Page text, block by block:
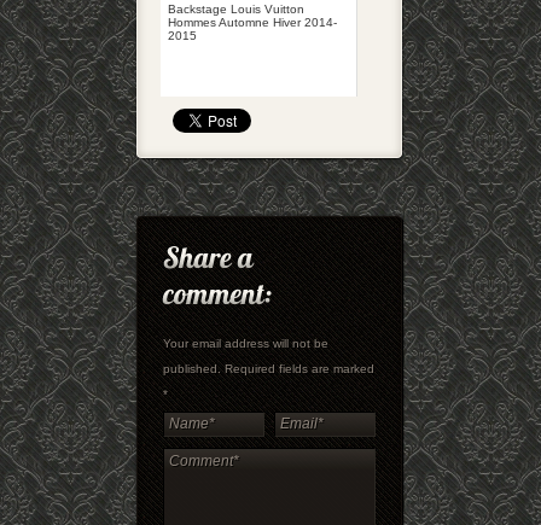
Backstage Louis Vuitton
Hommes Automne Hiver 2014-
2015
Your email address will not be
published. Required fields are marked
*